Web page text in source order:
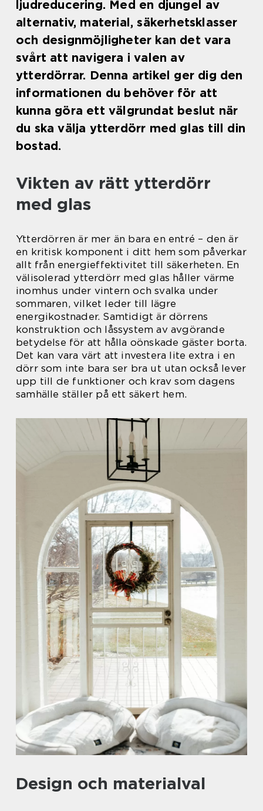
ljudreducering. Med en djungel av
alternativ, material, säkerhetsklasser
och designmöjligheter kan det vara
svårt att navigera i valen av
ytterdörrar. Denna artikel ger dig den
informationen du behöver för att
kunna göra ett välgrundat beslut när
du ska välja ytterdörr med glas till din
bostad.
Vikten av rätt ytterdörr
med glas
Ytterdörren är mer än bara en entré – den är
en kritisk komponent i ditt hem som påverkar
allt från energieffektivitet till säkerheten. En
välisolerad ytterdörr med glas håller värme
inomhus under vintern och svalka under
sommaren, vilket leder till lägre
energikostnader. Samtidigt är dörrens
konstruktion och låssystem av avgörande
betydelse för att hålla oönskade gäster borta.
Det kan vara värt att investera lite extra i en
dörr som inte bara ser bra ut utan också lever
upp till de funktioner och krav som dagens
samhälle ställer på ett säkert hem.
Design och materialval